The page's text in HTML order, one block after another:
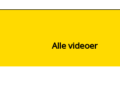
Alle videoer